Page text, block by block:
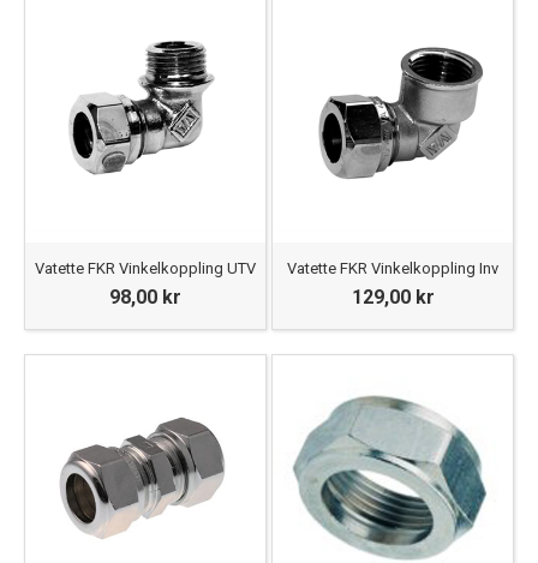
Vatette FKR Vinkelkoppling UTV
98,00 kr
Vatette FKR Vinkelkoppling Inv
129,00 kr